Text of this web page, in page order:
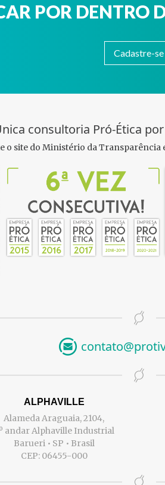
POR DENTRO
Cadastre-se
consultoria Pró-Ética
o site do Ministério da
ALPHAVILLE
Alameda Araguaia, 2104,
andar Alphaville Industrial
Barueri • SP • Brasil
CEP: 06455-000